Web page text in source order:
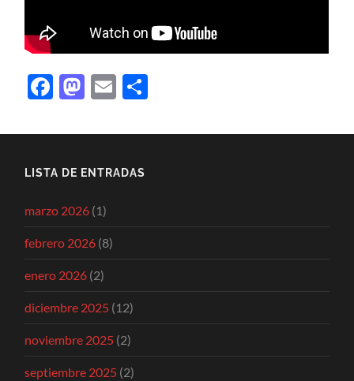
Facebook
Mastodon
Email
LISTA DE ENTRADAS
marzo 2026 (1)
febrero 2026 (8)
enero 2026 (2)
diciembre 2025 (12)
noviembre 2025 (2)
septiembre 2025 (2)